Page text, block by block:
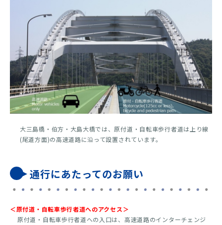
大三島橋・伯方・大島大橋では、原付道・自転車歩行者道は上り線
(尾道方面)の高速道路に沿って設置されています。
通行にあたってのお願い
＜原付道・自転車歩行者道へのアクセス＞
原付道・自転車歩行者道への入口は、高速道路のインターチェンジ